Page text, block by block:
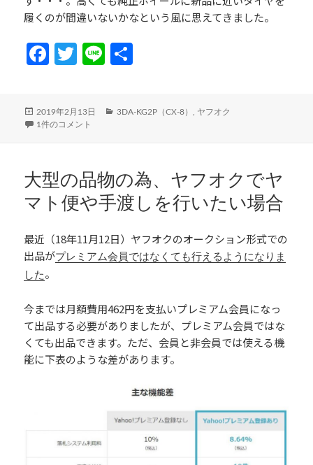
履くのが間違いないかなという風に思えてきました。
Fa
o
k
T
er
Li
投
稿
2019年2月13日
カ
3DA-KG2P（CX-8）
ヤフオク
ヤフオクでのスタッドレスタイヤ・ホイールセット購入失敗。まさかオ
1件のコメント
大型の品物の為、ヤフオクでヤ
マト便や手渡しを行いたい場合
最近（18年11月12日）ヤフオクのオークション形式での
出品がプレミアム会員ではなくても行えるようになりま
した 。
今までは月額費用462円を支払いプレミアム会員になっ
て出品する必要がありましたが、プレミアム会員ではな
くても出品できます。ただ、会員と非会員では使える機
能に下表のような差があります。